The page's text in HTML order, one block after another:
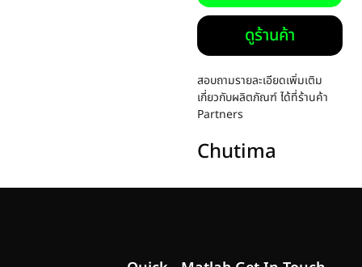
ดูร้านค้า
สอบถามรายละเอียดเพิ่มเติม
เกี่ยวกับผลิตภัณฑ์ ได้ที่ร้านค้า
Partners
Chutima